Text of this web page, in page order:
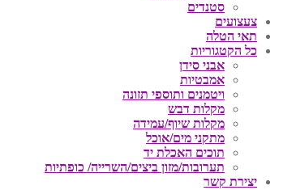
סטנדים
צעצועים
תאי הטלה
כל הקטגוריות
אבני סידן
אמבטיות
ויטמנים ותוספי תזונה
מקלות דבש
מקלות שיוף/עמידה
מתקני מים/אוכל
תוכים האכלת יד
תערובות/מזון ביצים/השרייה/ כופתיות
יצירת קשר